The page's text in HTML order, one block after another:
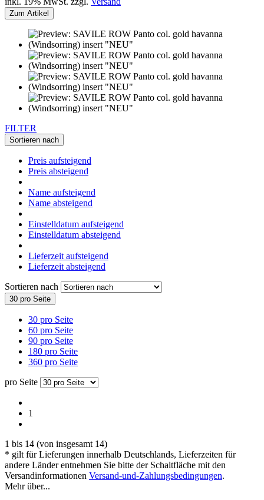
Zum Artikel
FILTER
Sortieren nach
Preis aufsteigend
Preis absteigend
Name aufsteigend
Name absteigend
Einstelldatum aufsteigend
Einstelldatum absteigend
Lieferzeit aufsteigend
Lieferzeit absteigend
Sortieren nach
30 pro Seite
30 pro Seite
60 pro Seite
90 pro Seite
180 pro Seite
360 pro Seite
pro Seite
1
1 bis 14 (von insgesamt 14)
* gilt für Lieferungen innerhalb Deutschlands, Lieferzeiten für
andere Länder entnehmen Sie bitte der Schaltfläche mit den
Versandinformationen Versand-und-Zahlungsbedingungen.
Mehr über...